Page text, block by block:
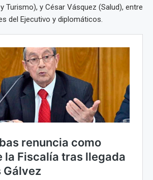
Turismo), y César Vásquez (Salud), entre
del Ejecutivo y diplomáticos.